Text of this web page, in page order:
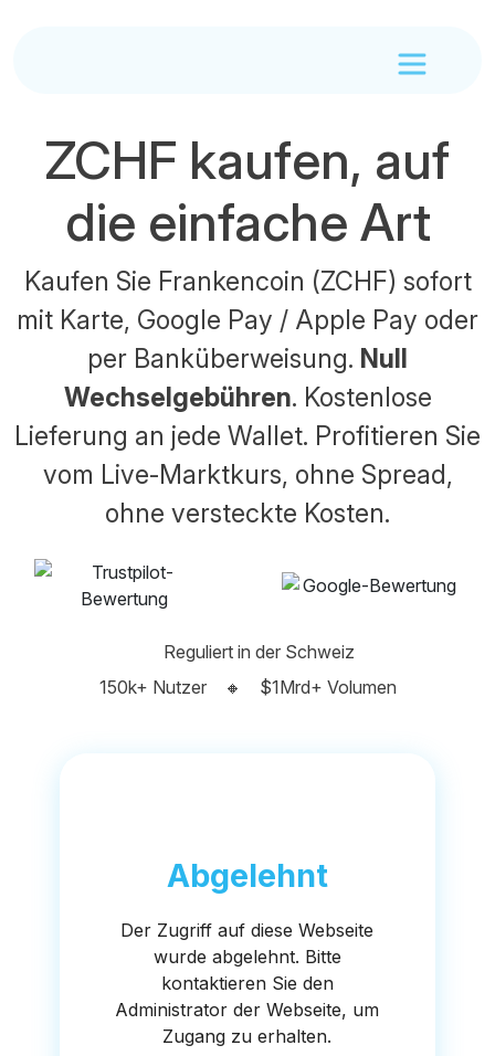
ZCHF kaufen, auf
die einfache Art
Kaufen Sie Frankencoin (ZCHF) sofort
mit Karte, Google Pay / Apple Pay oder
per Banküberweisung. Null
Wechselgebühren. Kostenlose
Lieferung an jede Wallet. Profitieren Sie
vom Live-Marktkurs, ohne Spread,
ohne versteckte Kosten.
Reguliert in der Schweiz
150k+ Nutzer
🔸 $1Mrd+ Volumen